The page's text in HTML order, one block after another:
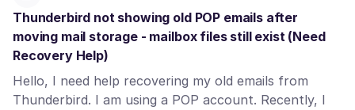
Thunderbird not showing old POP emails after
moving mail storage - mailbox files still exist (Need
Recovery Help)
Hello, I need help recovering my old emails from
Thunderbird. I am using a POP account. Recently, I